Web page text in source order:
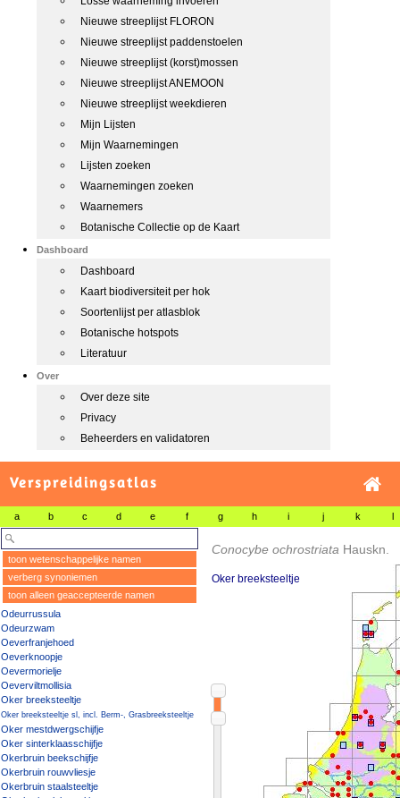
Nieuwe streeplijst FLORON
Nieuwe streeplijst paddenstoelen
Nieuwe streeplijst (korst)mossen
Nieuwe streeplijst ANEMOON
Nieuwe streeplijst weekdieren
Mijn Lijsten
Mijn Waarnemingen
Lijsten zoeken
Waarnemingen zoeken
Waarnemers
Botanische Collectie op de Kaart
Dashboard
Dashboard
Kaart biodiversiteit per hok
Soortenlijst per atlasblok
Botanische hotspots
Literatuur
Over
Over deze site
Privacy
Beheerders en validatoren
Verspreidingsatlas
a b c d e f g h i j k l
toon wetenschappelijke namen
verberg synoniemen
toon alleen geaccepteerde namen
Odeurrussula
Odeurzwam
Oeverfranjehoed
Oeverknoopje
Oevermorielje
Oeverviltmollisia
Oker breeksteeltje
Oker breeksteeltje sl, incl. Berm-, Grasbreeksteeltje
Oker mestdwergschijfje
Oker sinterklaasschijfje
Okerbruin beekschijfje
Okerbruin rouwvliesje
Okerbruin staalsteeltje
Conocybe ochrostriata Hauskn.
Oker breeksteeltje